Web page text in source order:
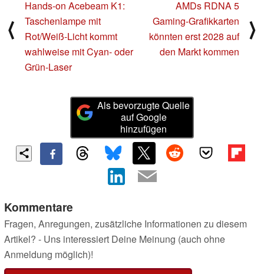
⟨
Hands-on Acebeam K1:
Taschenlampe mit
Rot/Weiß-Licht kommt
wahlweise mit Cyan- oder
Grün-Laser
AMDs RDNA 5
Gaming-Grafikkarten
könnten erst 2028 auf
den Markt kommen
⟩
Als bevorzugte Quelle
auf Google
hinzufügen
Kommentare
Fragen, Anregungen, zusätzliche Informationen zu diesem
Artikel? - Uns interessiert Deine Meinung (auch ohne
Anmeldung möglich)!